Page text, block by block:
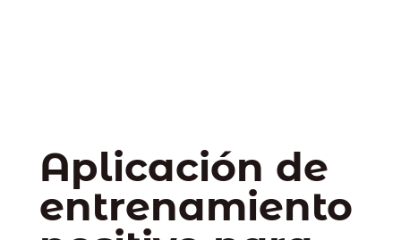
Aplicación de
entrenamiento